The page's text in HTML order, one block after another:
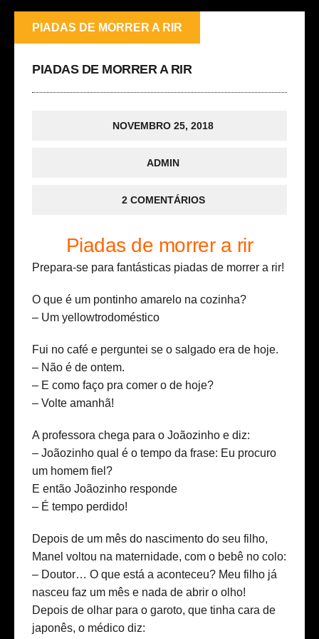
PIADAS DE MORRER A RIR
PIADAS DE MORRER A RIR
NOVEMBRO 25, 2018
ADMIN
2 COMENTÁRIOS
Piadas de morrer a rir
Prepara-se para fantásticas piadas de morrer a rir!
O que é um pontinho amarelo na cozinha?
– Um yellowtrodoméstico
Fui no café e perguntei se o salgado era de hoje.
– Não é de ontem.
– E como faço pra comer o de hoje?
– Volte amanhã!
A professora chega para o Joãozinho e diz:
– Joãozinho qual é o tempo da frase: Eu procuro
um homem fiel?
E então Joãozinho responde
– É tempo perdido!
Depois de um mês do nascimento do seu filho,
Manel voltou na maternidade, com o bebê no colo:
– Doutor… O que está a aconteceu? Meu filho já
nasceu faz um mês e nada de abrir o olho!
Depois de olhar para o garoto, que tinha cara de
japonês, o médico diz: